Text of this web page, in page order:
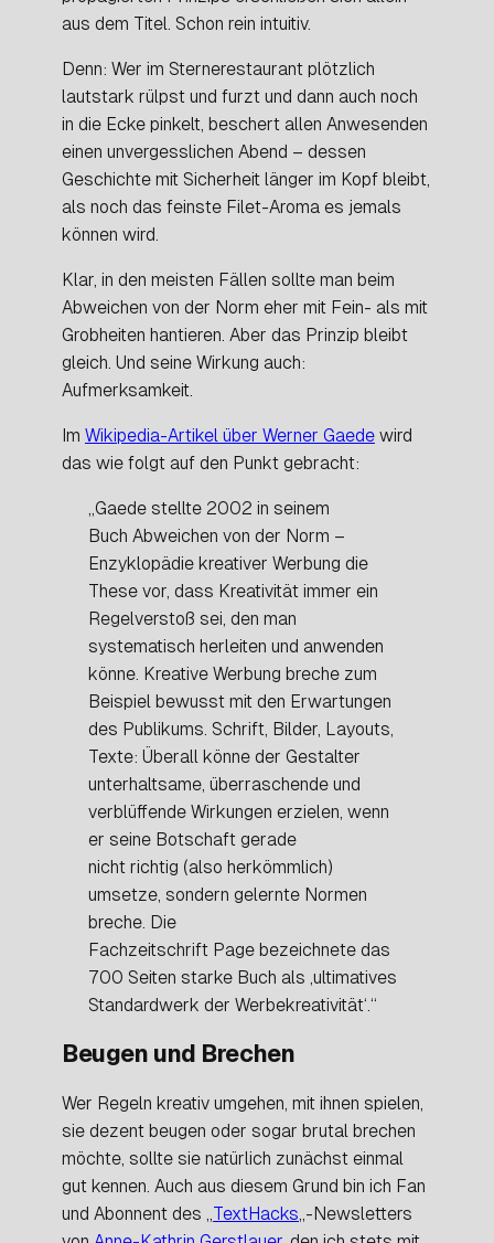
aus dem Titel. Schon rein intuitiv.
Denn: Wer im Sternerestaurant plötzlich
lautstark rülpst und furzt und dann auch noch
in die Ecke pinkelt, beschert allen Anwesenden
einen unvergesslichen Abend – dessen
Geschichte mit Sicherheit länger im Kopf bleibt,
als noch das feinste Filet-Aroma es jemals
können wird.
Klar, in den meisten Fällen sollte man beim
Abweichen von der Norm eher mit Fein- als mit
Grobheiten hantieren. Aber das Prinzip bleibt
gleich. Und seine Wirkung auch:
Aufmerksamkeit.
Im Wikipedia-Artikel über Werner Gaede wird
das wie folgt auf den Punkt gebracht:
„Gaede stellte 2002 in seinem
Buch Abweichen von der Norm –
Enzyklopädie kreativer Werbung die
These vor, dass Kreativität immer ein
Regelverstoß sei, den man
systematisch herleiten und anwenden
könne. Kreative Werbung breche zum
Beispiel bewusst mit den Erwartungen
des Publikums. Schrift, Bilder, Layouts,
Texte: Überall könne der Gestalter
unterhaltsame, überraschende und
verblüffende Wirkungen erzielen, wenn
er seine Botschaft gerade
nicht richtig (also herkömmlich)
umsetze, sondern gelernte Normen
breche. Die
Fachzeitschrift Page bezeichnete das
700 Seiten starke Buch als ‚ultimatives
Standardwerk der Werbekreativität‘.“
Beugen und Brechen
Wer Regeln kreativ umgehen, mit ihnen spielen,
sie dezent beugen oder sogar brutal brechen
möchte, sollte sie natürlich zunächst einmal
gut kennen. Auch aus diesem Grund bin ich Fan
und Abonnent des „ TextHacks „-Newsletters